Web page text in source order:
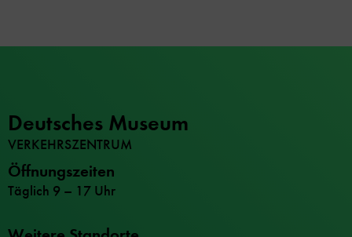
Deutsches Museum
VERKEHRSZENTRUM
Öffnungszeiten
Täglich 9 – 17 Uhr